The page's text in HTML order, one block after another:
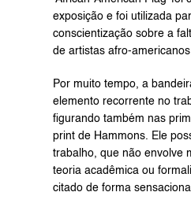
exposição e foi utilizada
conscientização sobre a
de artistas afro-
Por muito tempo, a
elemento recorrente no
figurando também nas
print de Hammons. Ele
trabalho, que não envolve
teoria acadêmica ou
citado de forma